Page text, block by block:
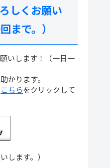
しくお願い
まで。）
いします！（一日一
かります。
こちらをクリックして
します。）